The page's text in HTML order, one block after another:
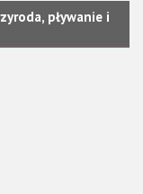
pływanie i